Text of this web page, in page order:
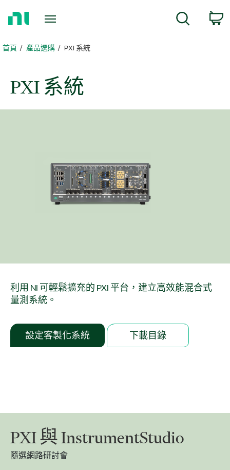
頁首頁 產品選購 PXI 系統
PXI 系統
利用 NI 可輕鬆擴充的 PXI 平台，建立高效能混合式
量測系統。
設定客製化系統 下載目錄
PXI 與 InstrumentStudio
隨選網路研討會